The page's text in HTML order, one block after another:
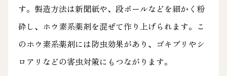
す。製造方法は新聞紙や、段ボールなどを細かく粉
砕し、ホウ素系薬剤を混ぜて作り上げられます。こ
のホウ素系薬剤には防虫効果があり、ゴキブリやシ
ロアリなどの害虫対策にもつながります。